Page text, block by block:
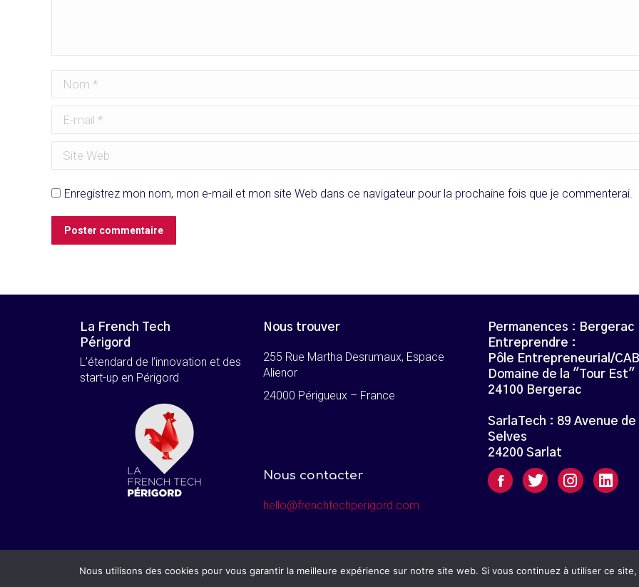
Nom *
E-mail *
Site Web
Enregistrez mon nom, mon e-mail et mon site Web dans ce navigateur pour la prochaine fois que je commenterai.
Poster commentaire
La French Tech
Périgord
L’étendard de l’innovation et des
start-up en Périgord
Nous trouver
255 Rue Martha Desrumaux, Espace
Alienor
24000 Périgueux – France
Nous contacter
hello@frenchtechperigord.com
Permanences : Bergerac
Entreprendre :
Pôle Entrepreneurial/CAB
Domaine de la "Tour Est"
24100 Bergerac
SarlaTech : 89 Avenue de
Selves
24200 Sarlat
© Tous droits réservés – French Tech Périgord
Nous utilisons des cookies pour vous garantir la meilleure expérience sur notre site web. Si vous continuez à utiliser ce